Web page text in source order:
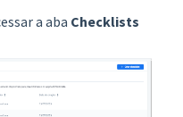
a aba Checklists